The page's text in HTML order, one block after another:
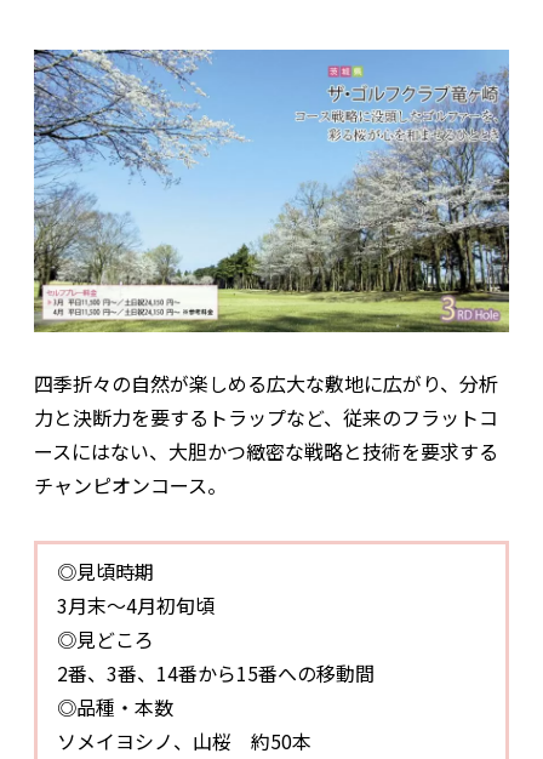
四季折々の自然が楽しめる広大な敷地に広がり、分析
力と決断力を要するトラップなど、従来のフラットコ
ースにはない、大胆かつ緻密な戦略と技術を要求する
チャンピオンコース。
◎見頃時期
3月末～4月初旬頃
◎見どころ
2番、3番、14番から15番への移動間
◎品種・本数
ソメイヨシノ、山桜 約50本